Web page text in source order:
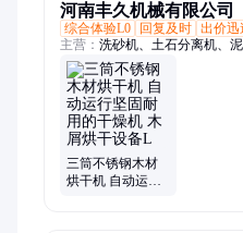
河南丰久机械有限公司
综合体验L0
回复及时 出价迅
主营： 洗砂机、土石分离机、
机、单筒烘干机、三筒烘干机
碎车、颚式破碎机、建筑垃圾分
三筒不锈钢木材
烘干机 自动运行